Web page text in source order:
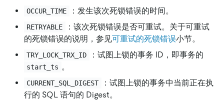
OCCUR_TIME ：发生该次死锁错误的时间。
RETRYABLE
：该次死锁错误是否可重试。关于可重试
的死锁错误的说明，参见可重试的死锁错误小节。
TRY_LOCK_TRX_ID ：试图上锁的事务 ID，即事务的
start_ts 。
CURRENT_SQL_DIGEST
：试图上锁的事务中当前正在执
行的 SQL 语句的 Digest。